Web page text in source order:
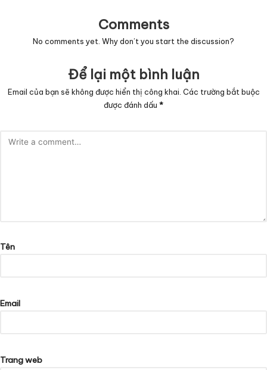
Comments
No comments yet. Why don’t you start the discussion?
Để lại một bình luận
Email của bạn sẽ không được hiển thị công khai. Các trường bắt buộc
được đánh dấu *
Tên
Email
Trang web